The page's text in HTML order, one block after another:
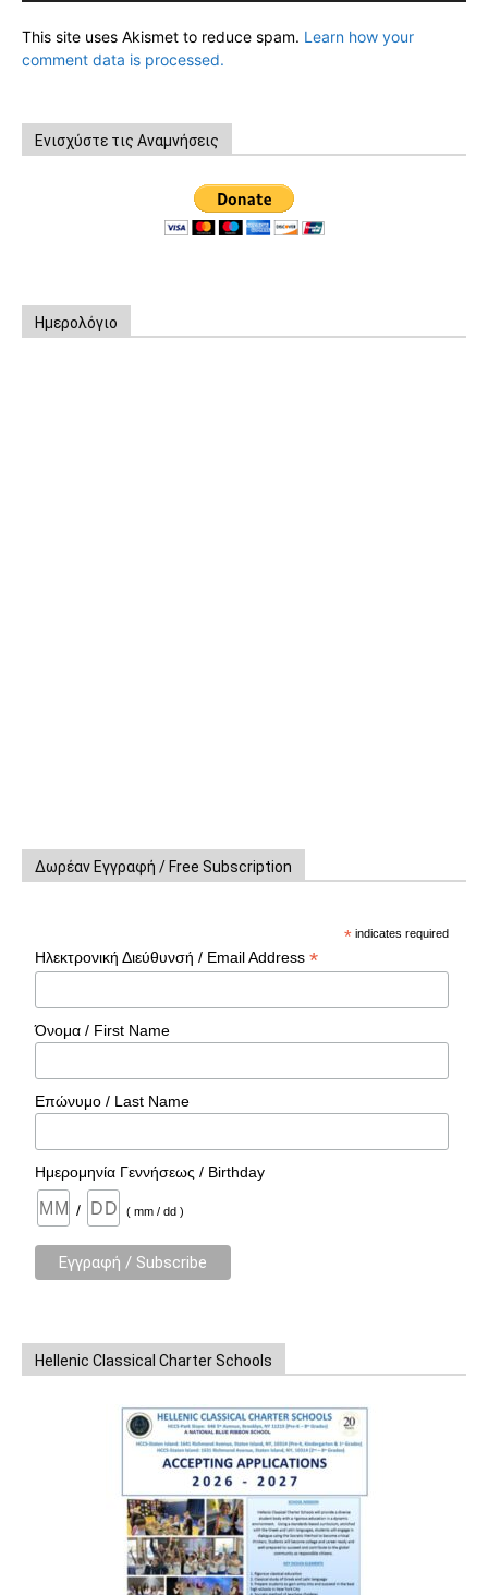
This site uses Akismet to reduce spam. Learn how your
comment data is processed.
Ενισχύστε τις Αναμνήσεις
Ημερολόγιο
Δωρέαν Εγγραφή / Free Subscription
* indicates required
Ηλεκτρονική Διεύθυνσή / Email Address*
Όνομα / First Name
Επώνυμο / Last Name
Ημερομηνία Γεννήσεως / Birthday
/ ( mm / dd )
Hellenic Classical Charter Schools